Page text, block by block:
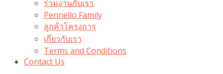
ร่วมงานกับเรา
Pennello Family
ลูกค้าโครงการ
เกี่ยวกับเรา
Terms and Conditions
Contact Us